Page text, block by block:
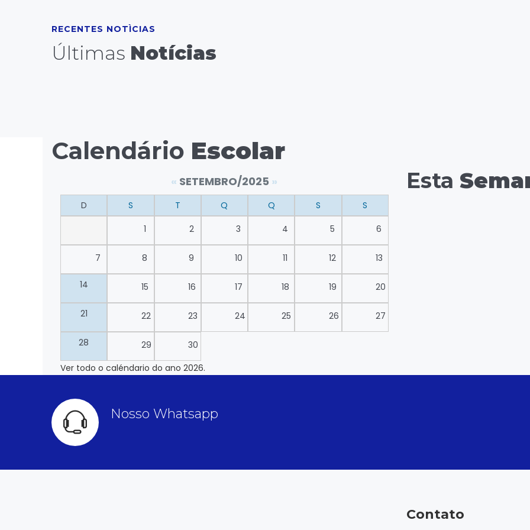
RECENTES NOTÌCIAS
Últimas Notícias
Calendário Escolar
« SETEMBRO/2025 »
D S T Q Q S
S
1
2 3 4 5 6
7 8 9 10 11 12 13
14 15 16 17 18 19 20
21 22 23 24 25 26 27
28 29
30
Ver todo o caléndario do ano 2026.
Esta
Nosso Whatsapp
Contato